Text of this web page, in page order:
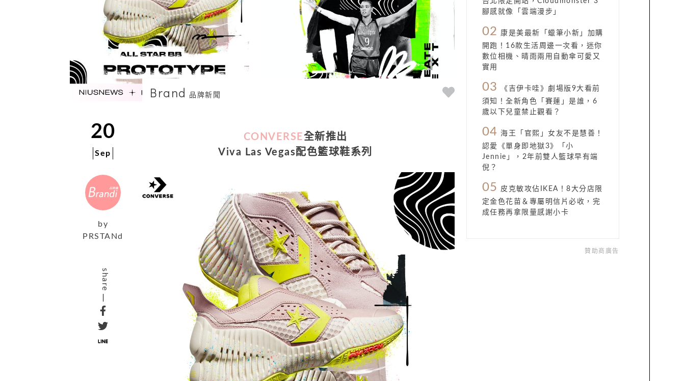
Brand 品牌新聞
20
Sep
by
PRSTANd
share
CONVERSE全新推出
Viva Las Vegas配色籃球鞋系列
腳感就像「雲端漫步」
02
康是美最新「蠟筆小新」加購
開跑！16款生活周邊一次看，迷你
數位相機、晴雨兩用自動傘可愛又
實用
03
《吉伊卡哇》劇場版9大看前
須知！全新角色「賽蓮」是誰，6
歲以下兒童禁止觀看？
04 海王「官熙」女友不是慧善！
認愛《單身即地獄3》「小
Jennie」，2年前雙人籃球早有端
倪？
05
皮克敏攻佔IKEA！8大分店限
定金色花苗＆專屬明信片必收，完
成任務再拿限量感謝小卡
贊助商廣告